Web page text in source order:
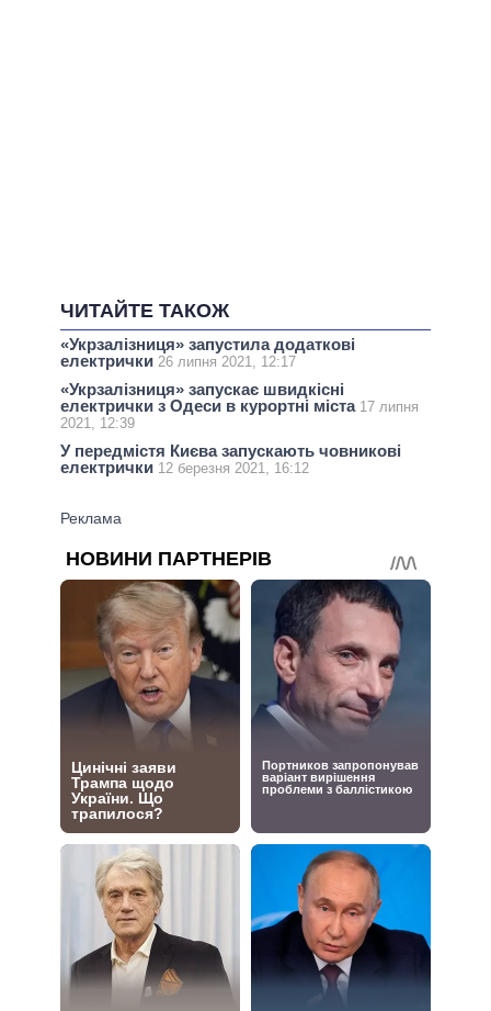
ЧИТАЙТЕ ТАКОЖ
«Укрзалізниця» запустила додаткові
електрички 26 липня 2021, 12:17
«Укрзалізниця» запускає швидкісні
електрички з Одеси в курортні міста 17 липня
2021, 12:39
У передмістя Києва запускають човникові
електрички 12 березня 2021, 16:12